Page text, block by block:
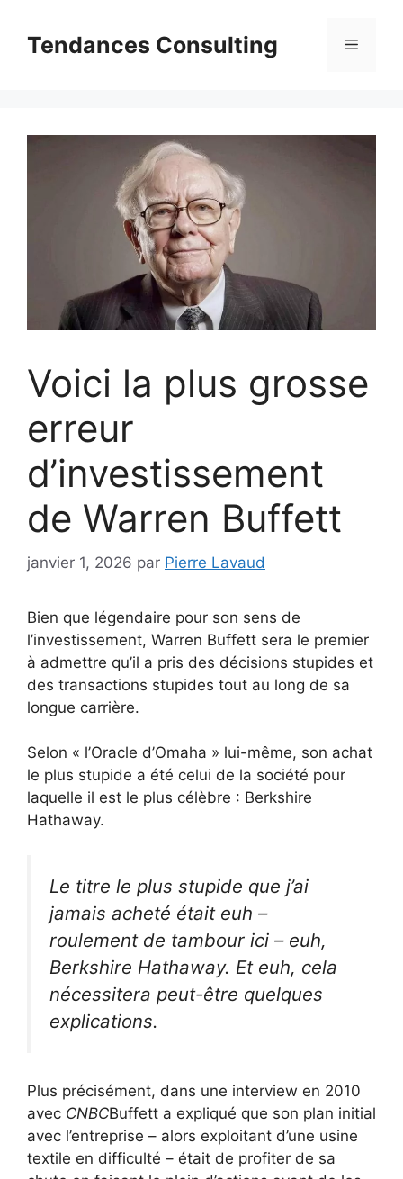
contenuTendances Consulting Menu
Voici la plus grosse
erreur
d’investissement
de Warren Buffett
janvier 1, 2026 par Pierre Lavaud
Bien que légendaire pour son sens de
l’investissement, Warren Buffett sera le premier
à admettre qu’il a pris des décisions stupides et
des transactions stupides tout au long de sa
longue carrière.
Selon « l’Oracle d’Omaha » lui-même, son achat
le plus stupide a été celui de la société pour
laquelle il est le plus célèbre : Berkshire
Hathaway.
Le titre le plus stupide que j’ai
jamais acheté était euh –
roulement de tambour ici – euh,
Berkshire Hathaway. Et euh, cela
nécessitera peut-être quelques
explications.
Plus précisément, dans une interview en 2010
avec CNBCBuffett a expliqué que son plan initial
avec l’entreprise – alors exploitant d’une usine
textile en difficulté – était de profiter de sa